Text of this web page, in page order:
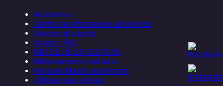
Automotriz
Centro de información automotriz
Servicio al cliente
Ayuda / FAQ
ÍNDICE DE CATEGORÍAS
Mantenimiento del auto
Noticias Mundo automotriz
Utilería para talleres